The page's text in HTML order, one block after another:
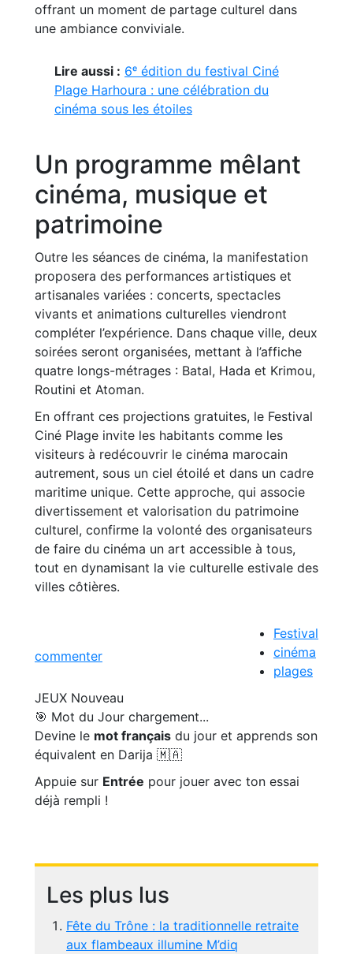
offrant un moment de partage culturel dans
une ambiance conviviale.
Lire aussi : 6ᵉ édition du festival Ciné
Plage Harhoura : une célébration du
cinéma sous les étoiles
Un programme mêlant
cinéma, musique et
patrimoine
Outre les séances de cinéma, la manifestation
proposera des performances artistiques et
artisanales variées : concerts, spectacles
vivants et animations culturelles viendront
compléter l’expérience. Dans chaque ville, deux
soirées seront organisées, mettant à l’affiche
quatre longs-métrages : Batal, Hada et Krimou,
Routini et Atoman.
En offrant ces projections gratuites, le Festival
Ciné Plage invite les habitants comme les
visiteurs à redécouvrir le cinéma marocain
autrement, sous un ciel étoilé et dans un cadre
maritime unique. Cette approche, qui associe
divertissement et valorisation du patrimoine
culturel, confirme la volonté des organisateurs
de faire du cinéma un art accessible à tous,
tout en dynamisant la vie culturelle estivale des
villes côtières.
commenter
Festival
cinéma
plages
JEUX Nouveau
🎯 Mot du Jour chargement...
Devine le mot français du jour et apprends son
équivalent en Darija 🇲🇦
Appuie sur Entrée pour jouer avec ton essai
déjà rempli !
Les plus lus
Fête du Trône : la traditionnelle retraite
aux flambeaux illumine M’diq